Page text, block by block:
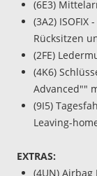
(6E3)
(3A2)
Rücksitzen
(2FE)
(4K6)
Advanced""
(9I5)
Leaving-
EXTRAS:
(4UN) Airbag